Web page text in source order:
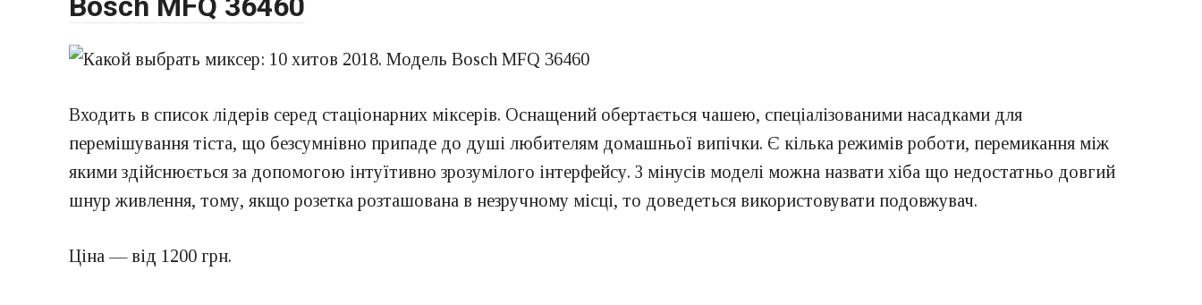
Входить в список лідерів серед стаціонарних міксерів. Оснащений обертається чашею, спеціалізованими насадками для
перемішування тіста, що безсумнівно припаде до душі любителям домашньої випічки. Є кілька режимів роботи, перемикання між
якими здійснюється за допомогою інтуїтивно зрозумілого інтерфейсу. З мінусів моделі можна назвати хіба що недостатньо довгий
шнур живлення, тому, якщо розетка розташована в незручному місці, то доведеться використовувати подовжувач.
Ціна — від 1200 грн.